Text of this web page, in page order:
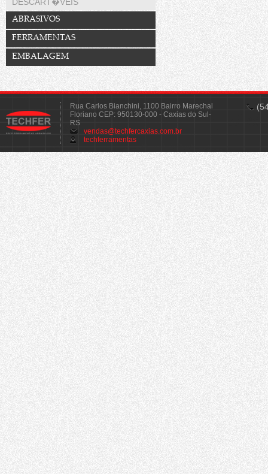
ABRASIVOS
FERRAMENTAS
EMBALAGEM
Rua Carlos Bianchini, 1100 Bairro Marechal
Floriano CEP: 950130-000 - Caxias do Sul-
RS
vendas@techfercaxias.com.br
techferramentas